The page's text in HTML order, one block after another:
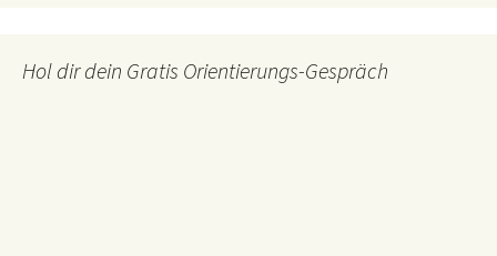
Hol dir dein Gratis Orientierungs-Gespräch